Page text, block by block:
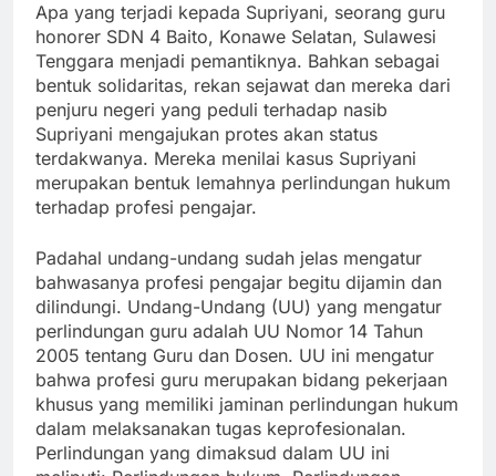
Apa yang terjadi kepada Supriyani, seorang guru
honorer SDN 4 Baito, Konawe Selatan, Sulawesi
Tenggara menjadi pemantiknya. Bahkan sebagai
bentuk solidaritas, rekan sejawat dan mereka dari
penjuru negeri yang peduli terhadap nasib
Supriyani mengajukan protes akan status
terdakwanya. Mereka menilai kasus Supriyani
merupakan bentuk lemahnya perlindungan hukum
terhadap profesi pengajar.
Padahal undang-undang sudah jelas mengatur
bahwasanya profesi pengajar begitu dijamin dan
dilindungi. Undang-Undang (UU) yang mengatur
perlindungan guru adalah UU Nomor 14 Tahun
2005 tentang Guru dan Dosen. UU ini mengatur
bahwa profesi guru merupakan bidang pekerjaan
khusus yang memiliki jaminan perlindungan hukum
dalam melaksanakan tugas keprofesionalan.
Perlindungan yang dimaksud dalam UU ini